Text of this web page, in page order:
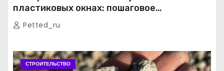
пластиковых окнах: пошаговое
руководство от экспертов
Petted_ru
СТРОИТЕЛЬСТВО